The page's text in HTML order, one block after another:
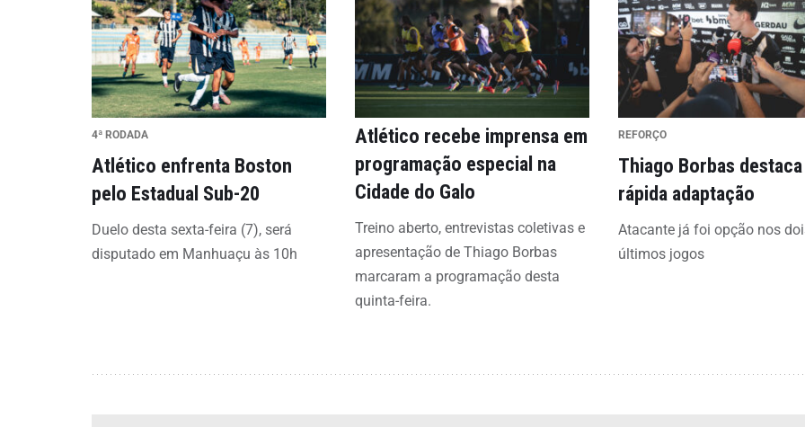
4ª RODADA
Atlético enfrenta Boston
pelo Estadual Sub-20
Duelo desta sexta-feira (7), será
disputado em Manhuaçu às 10h
Atlético recebe imprensa em
programação especial na
Cidade do Galo
Treino aberto, entrevistas coletivas e
apresentação de Thiago Borbas
marcaram a programação desta
quinta-feira.
REFORÇO
Thiago Borbas destaca
rápida adaptação
Atacante já foi opção nos
últimos jogos